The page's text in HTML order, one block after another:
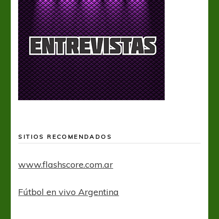
SITIOS RECOMENDADOS
www.flashscore.com.ar
Fútbol en vivo Argentina